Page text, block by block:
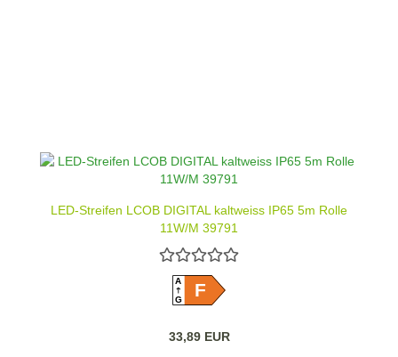
LED-Streifen LCOB DIGITAL kaltweiss IP65 5m Rolle
11W/M 39791
A
GF
33,89 EUR